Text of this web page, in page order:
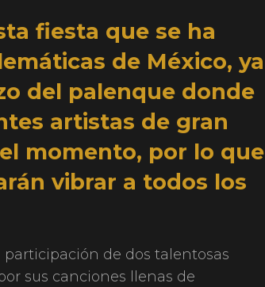
fiesta que se ha
de México, ya
del palenque donde
artistas de gran
momento, por lo que
vibrar a todos los
participación de dos talentosas
sus canciones llenas de